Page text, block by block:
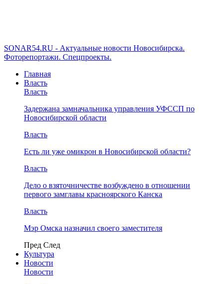
SONAR54.RU - Актуальные новости Новосибирска.
Фоторепортажи. Спецпроекты.
Главная
Власть
Власть
Задержана замначальника управления УФССП по
Новосибирской области
Власть
Есть ли уже омикрон в Новосибирской области?
Власть
Дело о взяточничестве возбуждено в отношении
первого замглавы красноярского Канска
Власть
Мэр Омска назначил своего заместителя
Пред След
Культура
Новости
Новости